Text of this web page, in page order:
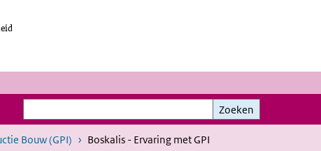
Zoeken
Zoeken
Bouw (GPI) Boskalis - Ervaring met GPI